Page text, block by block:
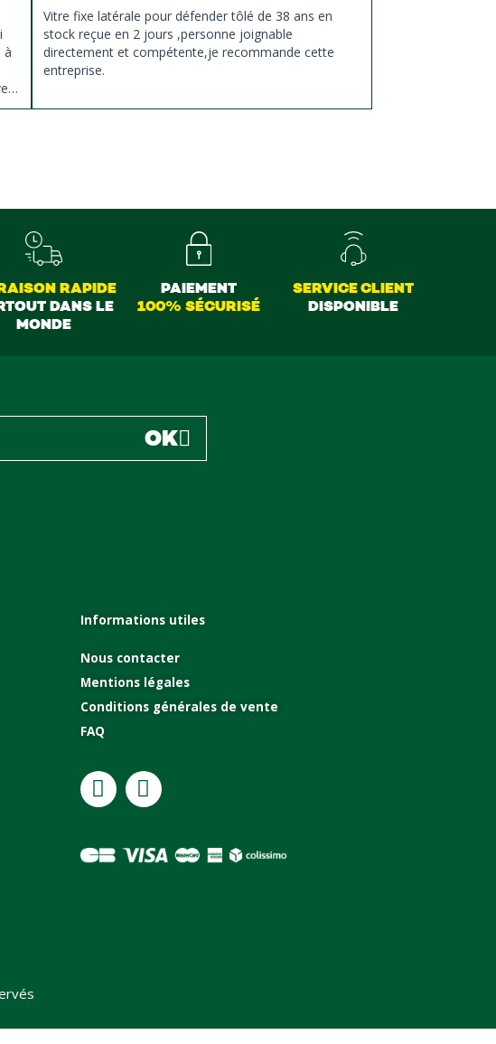
à
Vitre fixe latérale pour défender tôlé de 38 ans en
stock reçue en 2 jours ,personne joignable
directement et compétente,je recommande cette
entreprise.
RAPIDE
DANS LE
MONDE
PAIEMENT
100% SÉCURISÉ
SERVICE CLIENT
DISPONIBLE
OK
Informations utiles
Nous contacter
Mentions légales
Conditions générales de vente
FAQ